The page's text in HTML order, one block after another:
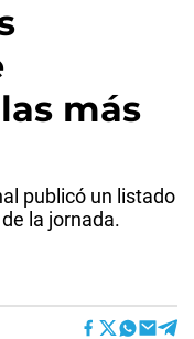
más
publicó un listado
la jornada.